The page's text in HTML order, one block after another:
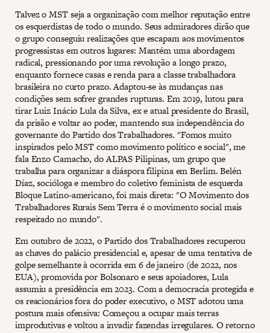
Talvez o MST seja a organização com melhor reputação entre
os esquerdistas de todo o mundo. Seus admiradores dirão que
o grupo conseguiu realizações que escapam aos movimentos
progressistas em outros lugares: Mantém uma abordagem
radical, pressionando por uma revolução a longo prazo,
enquanto fornece casas e renda para a classe trabalhadora
brasileira no curto prazo. Adaptou-se às mudanças nas
condições sem sofrer grandes rupturas. Em 2019, lutou para
tirar Luiz Inácio Lula da Silva, ex e atual presidente do Brasil,
da prisão e voltar ao poder, mantendo sua independência do
governante do Partido dos Trabalhadores. "Fomos muito
inspirados pelo MST como movimento político e social", me
fala Enzo Camacho, do ALPAS Pilipinas, um grupo que
trabalha para organizar a diáspora filipina em Berlim. Belén
Díaz, socióloga e membro do coletivo feminista de esquerda
Bloque Latino-americano, foi mais direta: "O Movimento dos
Trabalhadores Rurais Sem Terra é o movimento social mais
respeitado no mundo".
Em outubro de 2022, o Partido dos Trabalhadores recuperou
as chaves do palácio presidencial e, apesar de uma tentativa de
golpe semelhante à ocorrida em 6 de janeiro (de 2022, nos
EUA), promovida por Bolsonaro e seus apoiadores, Lula
assumiu a presidência em 2023. Com a democracia protegida e
os reacionários fora do poder executivo, o MST adotou uma
postura mais ofensiva: Começou a ocupar mais terras
improdutivas e voltou a invadir fazendas irregulares. O retorno